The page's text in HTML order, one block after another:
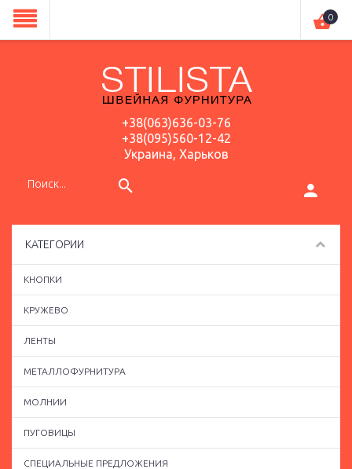
+38(063)636-03-76
+38(095)560-12-42
Украина, Харьков
0
КАТЕГОРИИ
КНОПКИ
КРУЖЕВО
ЛЕНТЫ
МЕТАЛЛОФУРНИТУРА
МОЛНИИ
ПУГОВИЦЫ
СПЕЦИАЛЬНЫЕ ПРЕДЛОЖЕНИЯ